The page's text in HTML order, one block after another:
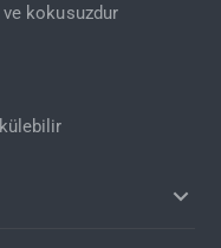
kokusuzdur